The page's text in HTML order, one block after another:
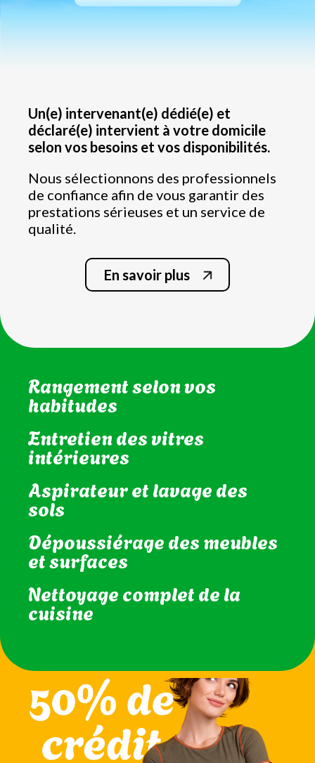
Un(e) intervenant(e) dédié(e) et
déclaré(e) intervient à votre domicile
selon vos besoins et vos disponibilités.
Nous sélectionnons des professionnels
de confiance afin de vous garantir des
prestations sérieuses et un service de
qualité.
En savoir plus
cuisine
Nettoyage de la salle de bain
et WC
Rangement selon vos
habitudes
Entretien des vitres
intérieures
Aspirateur et lavage des
sols
Dépoussiérage des meubles
et surfaces